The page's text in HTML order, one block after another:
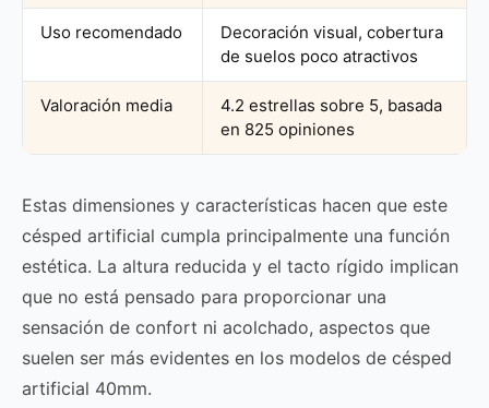
Uso recomendado
Decoración visual, cobertura
de suelos poco atractivos
Valoración media
4.2 estrellas sobre 5, basada
en 825 opiniones
Estas dimensiones y características hacen que este
césped artificial cumpla principalmente una función
estética. La altura reducida y el tacto rígido implican
que no está pensado para proporcionar una
sensación de confort ni acolchado, aspectos que
suelen ser más evidentes en los modelos de césped
artificial 40mm.